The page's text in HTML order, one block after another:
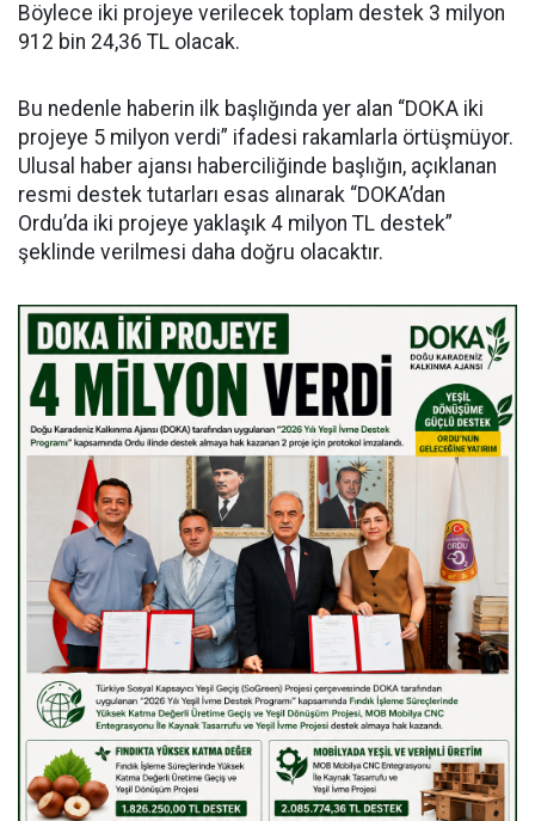
Böylece iki projeye verilecek toplam destek 3 milyon
912 bin 24,36 TL olacak.
Bu nedenle haberin ilk başlığında yer alan “DOKA iki
projeye 5 milyon verdi” ifadesi rakamlarla örtüşmüyor.
Ulusal haber ajansı haberciliğinde başlığın, açıklanan
resmi destek tutarları esas alınarak “DOKA’dan
Ordu’da iki projeye yaklaşık 4 milyon TL destek”
şeklinde verilmesi daha doğru olacaktır.